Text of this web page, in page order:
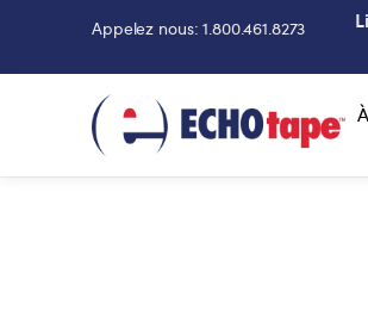
Appelez nous: 1.800.461.8273